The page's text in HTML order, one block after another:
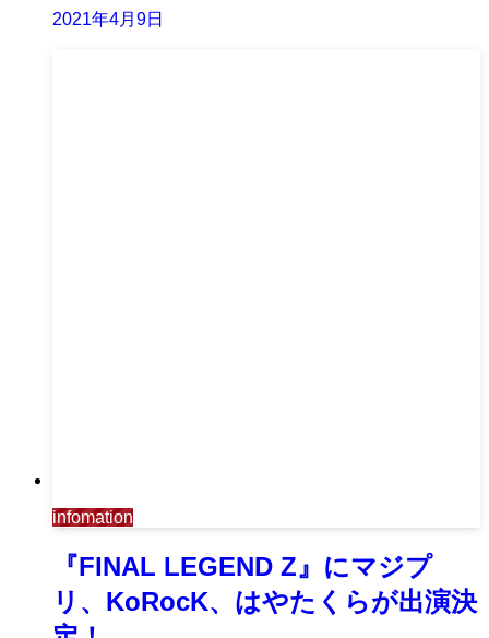
2021年4月9日
infomation
『FINAL LEGEND Z』にマジプ
リ、KoRocK、はやたくらが出演決